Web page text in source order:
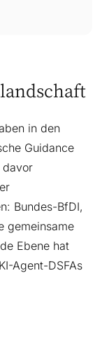
in den
Guidance
Bundes-BfDI,
gemeinsame
Ebene hat
Agent-DSFAs